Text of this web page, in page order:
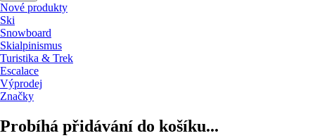
Nové produkty
Ski
Snowboard
Skialpinismus
Turistika & Trek
Escalace
Výprodej
Značky
Probíhá přidávání do košíku...